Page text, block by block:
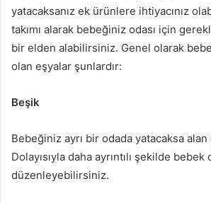
yatacaksanız ek ürünlere ihtiyacınız
takımı alarak bebeğiniz odası için
bir elden alabilirsiniz. Genel olarak
olan eşyalar şunlardır:
Beşik
Bebeğiniz ayrı bir odada yatacaksa
Dolayısıyla daha ayrıntılı şekilde bebek
düzenleyebilirsiniz.